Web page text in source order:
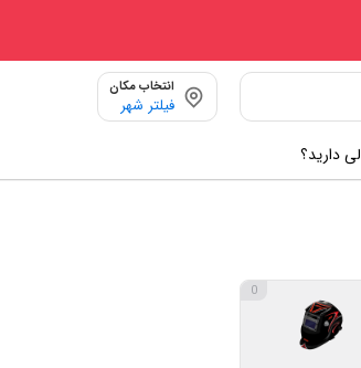
انتخاب مکان
فیلتر شهر
دارید؟
0